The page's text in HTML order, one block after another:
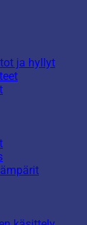
ja hyllyt